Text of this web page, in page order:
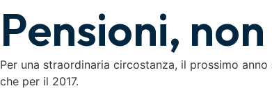
Pensioni,
Per una straordinaria circostanza, il prossimo
che per il 2017.